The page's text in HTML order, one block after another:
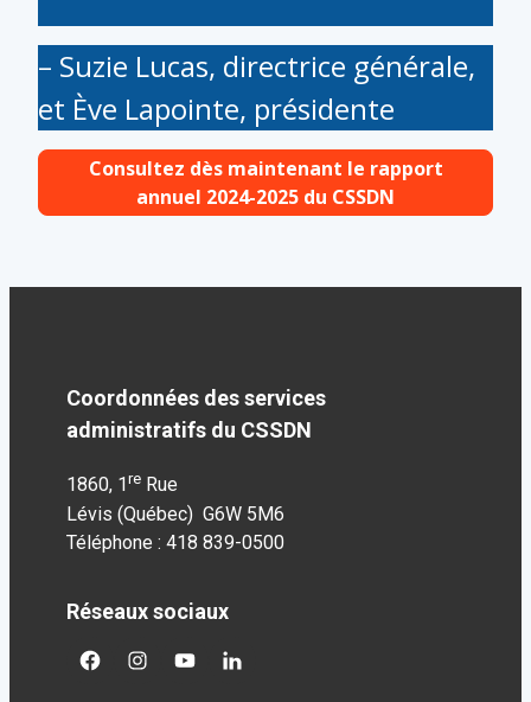
– Suzie Lucas, directrice générale,
et Ève Lapointe, présidente
Consultez dès maintenant le rapport
annuel 2024-2025 du CSSDN
Coordonnées des services
administratifs du CSSDN
1860, 1 re Rue
Lévis (Québec) G6W 5M6
Téléphone : 418 839-0500
Réseaux sociaux
facebookgoogleplus
googleplusgoogleplus